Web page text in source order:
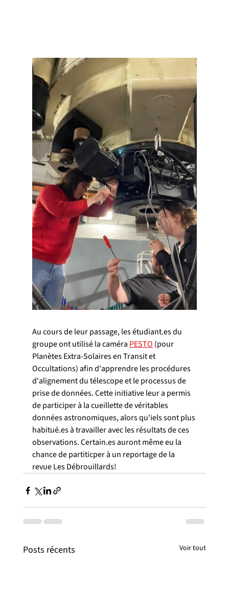
Au cours de leur passage, les étudiant.es du
groupe ont utilisé la caméra PESTO (pour
Planètes Extra-Solaires en Transit et
Occultations) afin d'apprendre les procédures
d'alignement du télescope et le processus de
prise de données. Cette initiative leur a permis
de participer à la cueillette de véritables
données astronomiques, alors qu'iels sont plus
habitué.es à travailler avec les résultats de ces
observations. Certain.es auront même eu la
chance de partiticper à un reportage de la
revue Les Débrouillards!
Posts récents Voir tout